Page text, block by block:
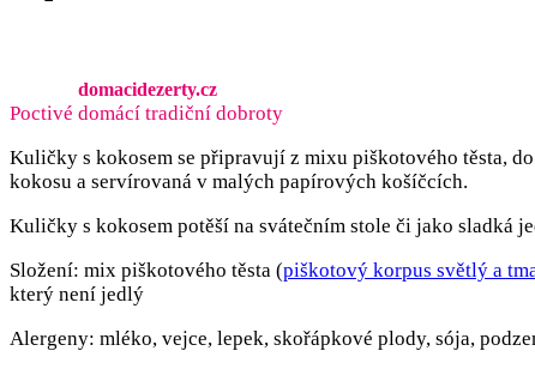
domacidezerty.cz
Poctivé domácí tradiční dobroty
Kuličky s kokosem se připravují z mixu piškotového těsta,
kokosu a servírovaná v malých papírových košíčcích.
Kuličky s kokosem potěší na svátečním stole či jako sladká
Složení: mix piškotového těsta (piškotový korpus světlý a
který není jedlý
Alergeny: mléko, vejce, lepek, skořápkové plody, sója,